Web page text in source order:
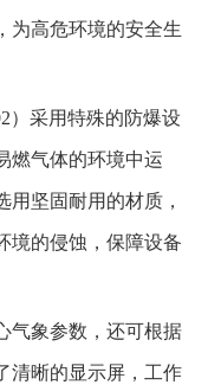
为高危环境的安全生
）采用特殊的防爆设
燃气体的环境中运
坚固耐用的材质，
境的侵蚀，保障设备
气象参数，还可根据
清晰的显示屏，工作